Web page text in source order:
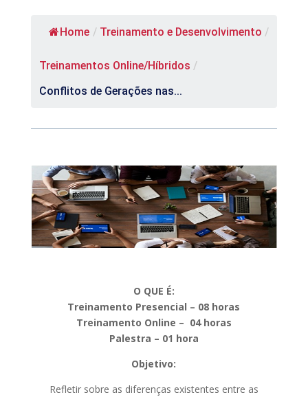
Home / Treinamento e Desenvolvimento /
Treinamentos Online/Híbridos /
Conflitos de Gerações nas...
O QUE É:
Treinamento Presencial – 08 horas
Treinamento Online – 04 horas
Palestra – 01 hora
Objetivo:
Refletir sobre as diferenças existentes entre as